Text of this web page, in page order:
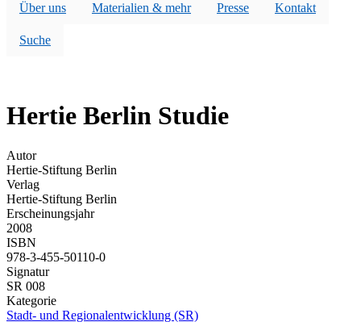
Über uns Materialien & mehr Presse Kontakt
Suche
Hertie Berlin Studie
Autor
Hertie-Stiftung Berlin
Verlag
Hertie-Stiftung Berlin
Erscheinungsjahr
2008
ISBN
978-3-455-50110-0
Signatur
SR 008
Kategorie
Stadt- und Regionalentwicklung (SR)